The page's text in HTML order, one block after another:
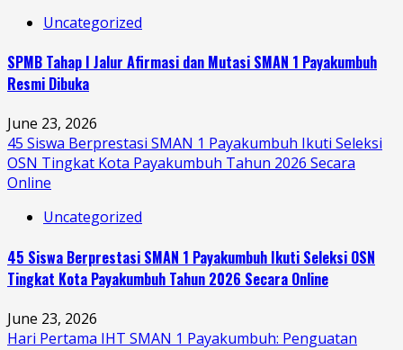
Uncategorized
SPMB Tahap I Jalur Afirmasi dan Mutasi SMAN 1 Payakumbuh
Resmi Dibuka
June 23, 2026
45 Siswa Berprestasi SMAN 1 Payakumbuh Ikuti Seleksi
OSN Tingkat Kota Payakumbuh Tahun 2026 Secara
Online
Uncategorized
45 Siswa Berprestasi SMAN 1 Payakumbuh Ikuti Seleksi OSN
Tingkat Kota Payakumbuh Tahun 2026 Secara Online
June 23, 2026
Hari Pertama IHT SMAN 1 Payakumbuh: Penguatan